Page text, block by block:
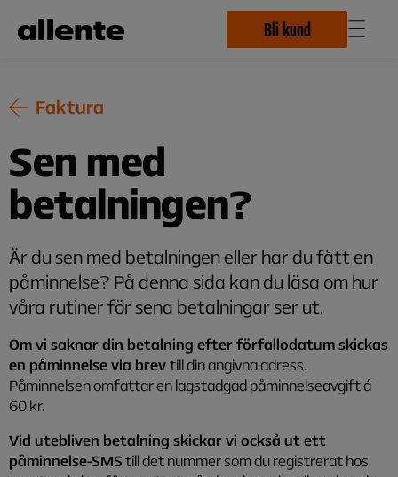
Bli kund
Faktura
Sen med
betalningen?
Är du sen med betalningen eller har du fått en
påminnelse? På denna sida kan du läsa om hur
våra rutiner för sena betalningar ser ut.
Om vi saknar din betalning efter förfallodatum skickas
en påminnelse via brevtill din angivna adress.
Påminnelsen omfattar en lagstadgad påminnelseavgift á
60 kr.
Vid utebliven betalning skickar vi också ut ett
påminnelse-SMStill det nummer som du registrerat hos